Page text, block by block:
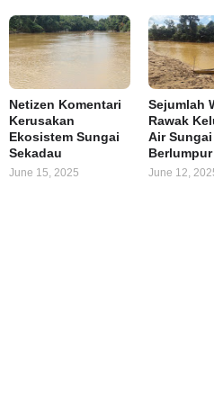
Netizen Komentari
Kerusakan
Ekosistem Sungai
Sekadau
June 15, 2025
Sejumlah
Rawak
Air
June 12,